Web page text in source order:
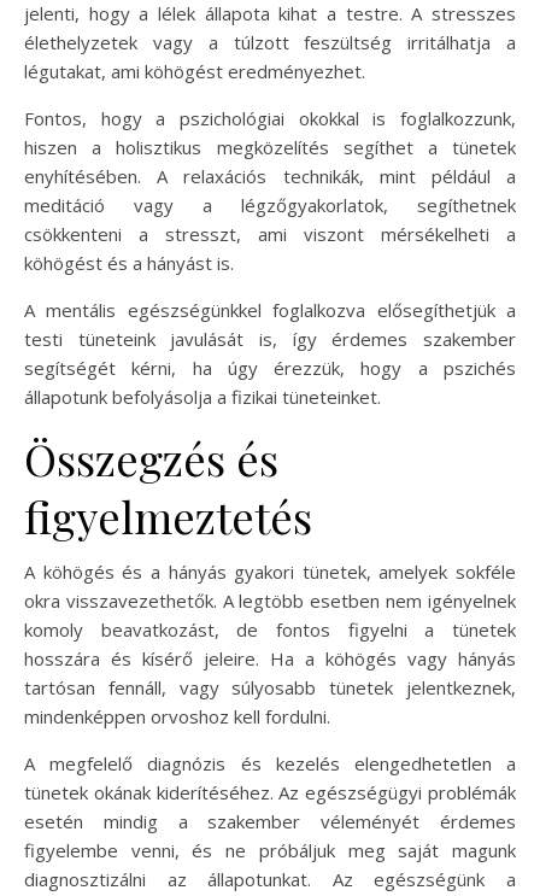
jelenti, hogy a lélek állapota kihat a testre. A stresszes
élethelyzetek vagy a túlzott feszültség irritálhatja a
légutakat, ami köhögést eredményezhet.
Fontos, hogy a pszichológiai okokkal is foglalkozzunk,
hiszen a holisztikus megközelítés segíthet a tünetek
enyhítésében. A relaxációs technikák, mint például a
meditáció vagy a légzőgyakorlatok, segíthetnek
csökkenteni a stresszt, ami viszont mérsékelheti a
köhögést és a hányást is.
A mentális egészségünkkel foglalkozva elősegíthetjük a
testi tüneteink javulását is, így érdemes szakember
segítségét kérni, ha úgy érezzük, hogy a pszichés
állapotunk befolyásolja a fizikai tüneteinket.
Összegzés és
figyelmeztetés
A köhögés és a hányás gyakori tünetek, amelyek sokféle
okra visszavezethetők. A legtöbb esetben nem igényelnek
komoly beavatkozást, de fontos figyelni a tünetek
hosszára és kísérő jeleire. Ha a köhögés vagy hányás
tartósan fennáll, vagy súlyosabb tünetek jelentkeznek,
mindenképpen orvoshoz kell fordulni.
A megfelelő diagnózis és kezelés elengedhetetlen a
tünetek okának kiderítéséhez. Az egészségügyi problémák
esetén mindig a szakember véleményét érdemes
figyelembe venni, és ne próbáljuk meg saját magunk
diagnosztizálni az állapotunkat. Az egészségünk a